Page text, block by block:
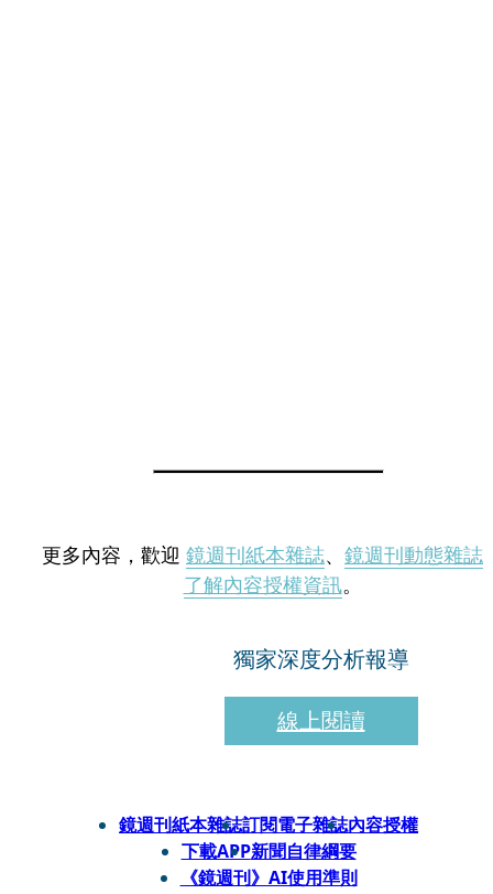
更多內容，歡迎 鏡週刊紙本雜誌、 鏡週刊動態雜誌
了解內容授權資訊。
獨家深度分析報導
線上閱讀
鏡週刊紙本雜誌訂閱電子雜誌內容授權
下載APP新聞自律綱要
《鏡週刊》AI使用準則